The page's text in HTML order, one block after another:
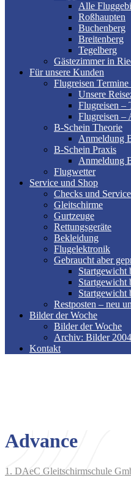
Alle
Roßhaupten
Buchenberg
Breitenberg
Tegelberg
Gästezimmer in
Für unsere Kunden
Flugreisen Termine
Unsere
Flugreisen –
Flugreisen –
B-Schein Theorie
Anmeldung
B-Schein Praxis
Anmeldung
Flugwetter
Service und Shop
Checks und Service
Gleitschirme
Gurtzeuge
Rettungsgeräte
Bekleidung
Flugelektronik
Gebraucht aber
Startgewicht
Startgewicht
Startgewicht
Restposten – neu
Bilder der Woche
Bilder der Woche
Archiv: Bilder
Kontakt
Advance
1. DAeC Gleitschirmschule